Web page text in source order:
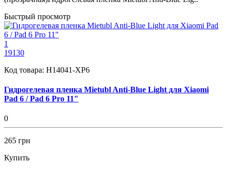
Быстрый просмотр
1
19130
Код товара: H14041-XP6
Гидрогелевая пленка Mietubl Anti-Blue Light для Xiaomi
Pad 6 / Pad 6 Pro 11"
0
265 грн
Купить